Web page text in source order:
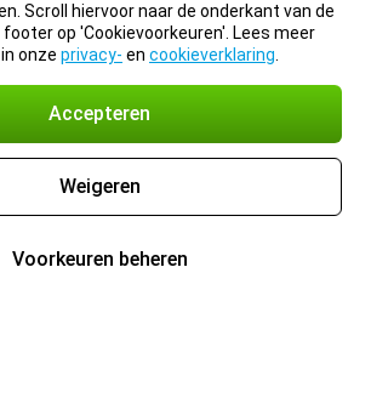
Scroll hiervoor naar de onderkant van de
footer op 'Cookievoorkeuren'. Lees meer
onze privacy- en cookieverklaring
Accepteren
Weigeren
Voorkeuren beheren